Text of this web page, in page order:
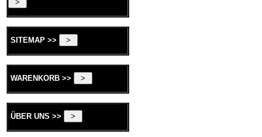
SITEMAP >>
WARENKORB >>
ÜBER UNS >>